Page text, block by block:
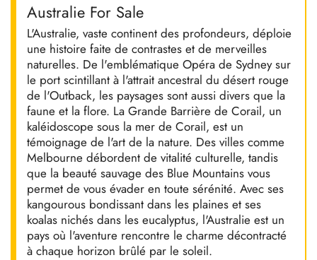
Australie For Sale
L'Australie, vaste continent des profondeurs, déploie
une histoire faite de contrastes et de merveilles
naturelles. De l'emblématique Opéra de Sydney sur
le port scintillant à l'attrait ancestral du désert rouge
de l'Outback, les paysages sont aussi divers que la
faune et la flore. La Grande Barrière de Corail, un
kaléidoscope sous la mer de Corail, est un
témoignage de l'art de la nature. Des villes comme
Melbourne débordent de vitalité culturelle, tandis
que la beauté sauvage des Blue Mountains vous
permet de vous évader en toute sérénité. Avec ses
kangourous bondissant dans les plaines et ses
koalas nichés dans les eucalyptus, l'Australie est un
pays où l'aventure rencontre le charme décontracté
à chaque horizon brûlé par le soleil.